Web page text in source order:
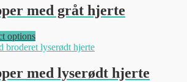
flere
varianter.
vælges
varesiden
med gråt hjerte
options
med lyserødt hjerte